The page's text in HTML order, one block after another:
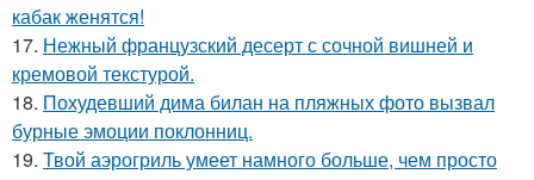
кабак женятся!
17. Нежный французский десерт с сочной вишней и
кремовой текстурой.
18. Похудевший дима билан на пляжных фото вызвал
бурные эмоции поклонниц.
19. Твой аэрогриль умеет намного больше, чем просто